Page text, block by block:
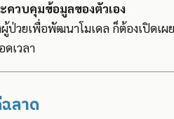
ควบคุมข้อมูลของตัวเอง
ป่วยเพื่อพัฒนาโมเดล ก็ต้องเปิดเผ
ดเวลา
ลาด